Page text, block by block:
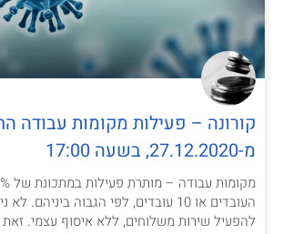
קורונה – פעילות מקומות עבודה
מ-27.12.2020, בשעה 17:00
העובדים או 10 עובדים, לפי הגבוה
להפעיל שירות משלוחים, ללא איסוף עצמי.